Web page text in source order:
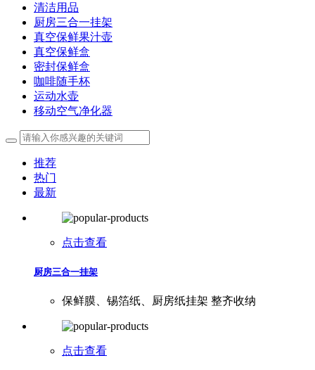
清洁用品
厨房三合一挂架
真空保鲜果汁壶
真空保鲜盒
密封保鲜盒
咖啡随手杯
运动水壶
移动空气净化器
推荐
热门
最新
点击查看
厨房三合一挂架
保鲜膜、锡箔纸、厨房纸挂架 整齐收纳
点击查看